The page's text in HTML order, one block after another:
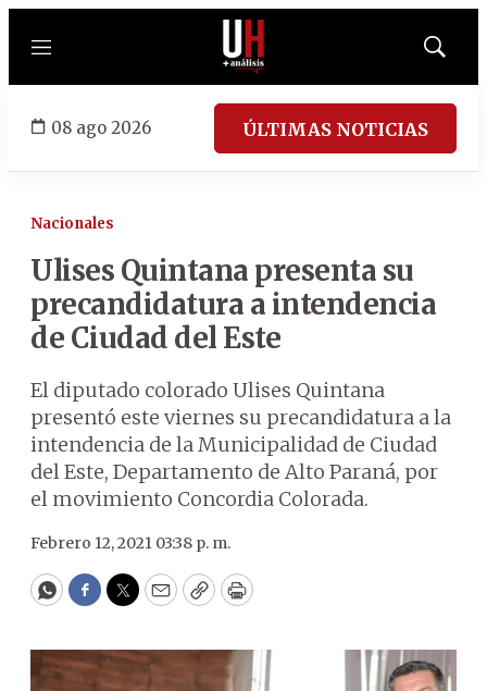
Menú
Mostrar
08 ago 2026 ÚLTIMAS NOTICIAS
Nacionales
Ulises Quintana presenta su
precandidatura a intendencia
de Ciudad del Este
El diputado colorado Ulises Quintana
presentó este viernes su precandidatura a la
intendencia de la Municipalidad de Ciudad
del Este, Departamento de Alto Paraná, por
el movimiento Concordia Colorada.
Febrero 12, 2021 03:38 p. m.
WhatsApp
Facebook
Twitter
EmailCopyPrint